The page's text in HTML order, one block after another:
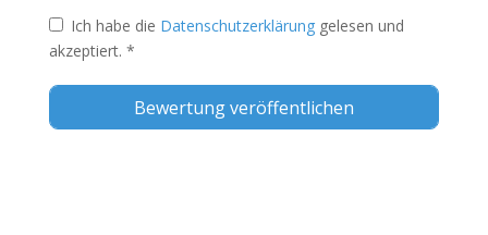
Ich habe die Datenschutzerklärung gelesen und
akzeptiert. *